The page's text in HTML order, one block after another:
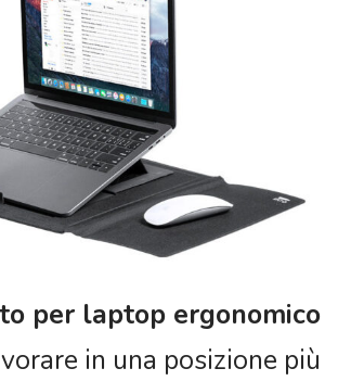
per laptop ergonomico
in una posizione più